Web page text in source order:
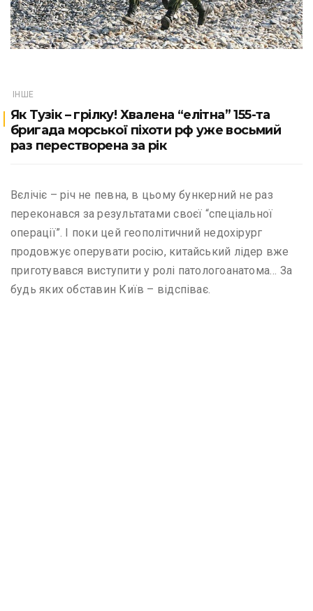
ІНШЕ
Як Тузік – грілку! Хвалена “елітна” 155-та
бригада морської піхоти рф уже восьмий
раз перестворена за рік
Вєлічіє – річ не певна, в цьому бункерний не раз
переконався за результатами своєї “спеціальної
операції”. І поки цей геополітичний недохірург
продовжує оперувати росію, китайський лідер вже
приготувався виступити у ролі патологоанатома… За
будь яких обставин Київ – відспіває.